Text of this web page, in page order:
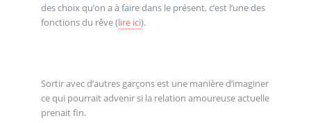
des choix qu’on a à faire dans le présent, c’est l’une des
fonctions du rêve (lire ici).
Sortir avec d’autres garçons est une manière d’imaginer
ce qui pourrait advenir si la relation amoureuse actuelle
prenait fin.